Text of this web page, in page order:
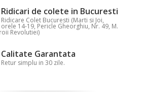
Ridicari de colete in Bucuresti
Ridicare Colet Bucuresti (Marti si Joi,
orele 14-19, Pericle Gheorghiu, Nr. 49, M.
Revolutiei)
Calitate Garantata
Retur simplu in 30 zile.